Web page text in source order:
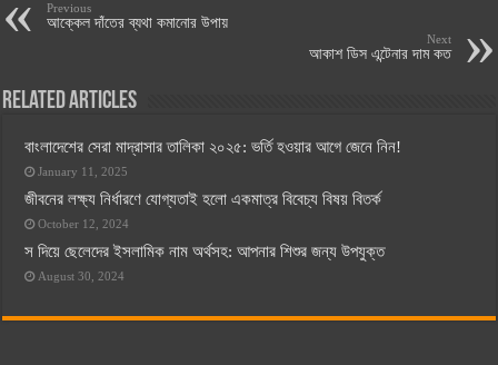
Previous
আক্কেল দাঁতের ব্যথা কমানোর উপায়
Next
আকাশ ডিস এন্টেনার দাম কত
Related Articles
বাংলাদেশের সেরা মাদ্রাসার তালিকা ২০২৫: ভর্তি হওয়ার আগে জেনে নিন!
January 11, 2025
জীবনের লক্ষ্য নির্ধারণে যোগ্যতাই হলো একমাত্র বিবেচ্য বিষয় বিতর্ক
October 12, 2024
স দিয়ে ছেলেদের ইসলামিক নাম অর্থসহ: আপনার শিশুর জন্য উপযুক্ত
August 30, 2024